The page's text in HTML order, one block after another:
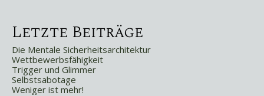
Letzte Beiträge
Die Mentale Sicherheitsarchitektur
Wettbewerbsfähigkeit
Trigger und Glimmer
Selbstsabotage
Weniger ist mehr!